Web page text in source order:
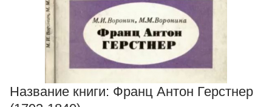
Название книги: Франц Антон Герстнер